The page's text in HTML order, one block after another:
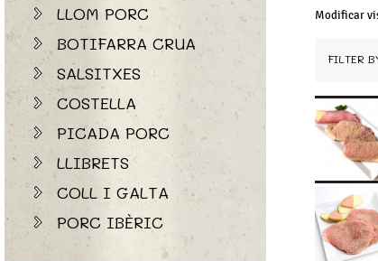
Modificar
FILTER
LLOM PORC
BOTIFARRA CRUA
SALSITXES
COSTELLA
PICADA PORC
LLIBRETS
COLL I GALTA
PORC IBÈRIC